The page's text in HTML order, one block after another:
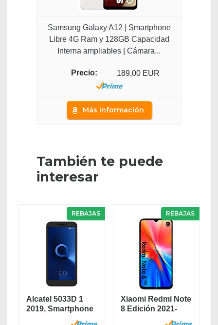
Samsung Galaxy A12 | Smartphone
Libre 4G Ram y 128GB Capacidad
Interna ampliables | Cámara...
189,00 EUR
Más información
También te puede
interesar
REBAJAS
Alcatel 5033D 1
2019, Smartphone
- Pantalla 5" -...
REBAJAS
Xiaomi Redmi Note
8 Edición 2021-
Smartphone 4GB...